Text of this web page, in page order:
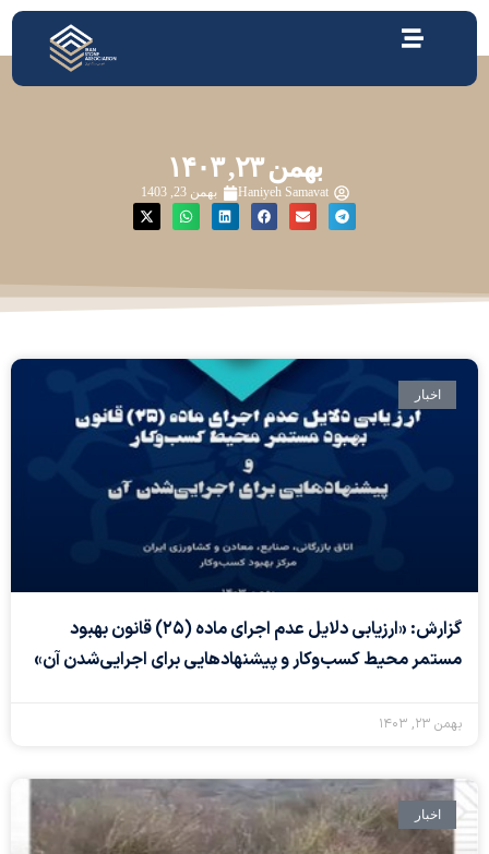
بهمن ۲۳, ۱۴۰۳
Haniyeh Samavat بهمن 23, 1403
اخبار
گزارش: «ارزیابی دلایل عدم اجرای ماده (۲۵) قانون بهبود
مستمر محیط کسب‌وکار و پیشنهادهایی برای اجرایی‌شدن آن»
بهمن ۲۳, ۱۴۰۳
اخبار